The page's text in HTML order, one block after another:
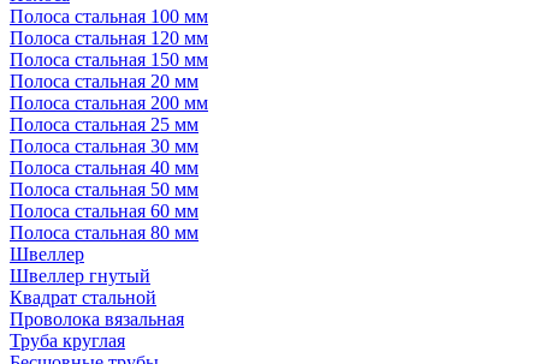
Полоса стальная 100 мм
Полоса стальная 120 мм
Полоса стальная 150 мм
Полоса стальная 20 мм
Полоса стальная 200 мм
Полоса стальная 25 мм
Полоса стальная 30 мм
Полоса стальная 40 мм
Полоса стальная 50 мм
Полоса стальная 60 мм
Полоса стальная 80 мм
Швеллер
Швеллер гнутый
Квадрат стальной
Проволока вязальная
Труба круглая